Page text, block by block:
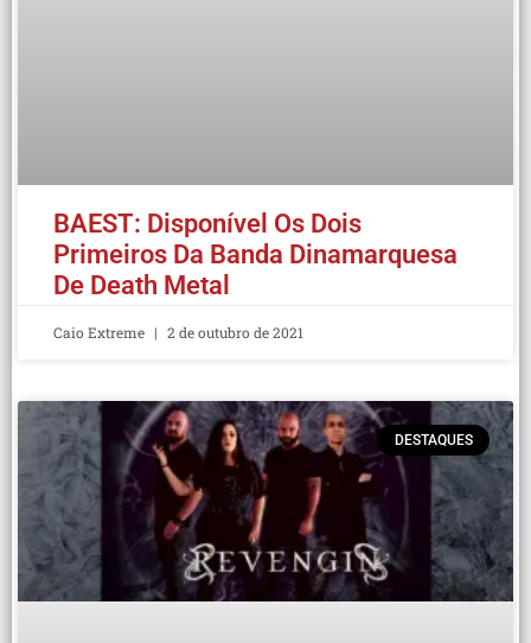
BAEST: Disponível Os Dois
Primeiros Da Banda Dinamarquesa
De Death Metal
Caio Extreme 2 de outubro de 2021
DESTAQUES